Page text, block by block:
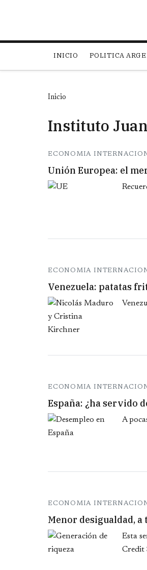
INICIO POLITICA
Inicio
Instituto
ECONOMIA
Unión Europea: el
ECONOMIA
Venezuela: patatas
ECONOMIA
España: ¿ha servido
A
ECONOMIA
Menor desigualdad,
Esta
Credit